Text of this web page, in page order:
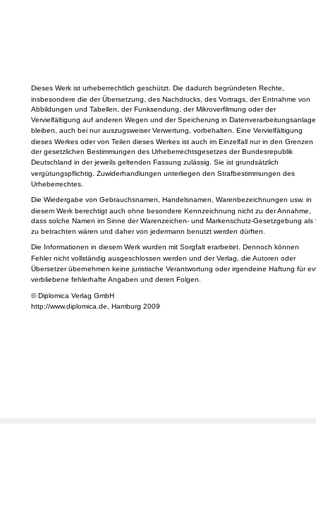
Dieses Werk ist urheberrechtlich geschützt. Die dadurch begründeten Rechte,
insbesondere die der Übersetzung, des Nachdrucks, des Vortrags, der Entnahme von
Abbildungen und Tabellen, der Funksendung, der Mikroverfilmung oder der
Vervielfältigung auf anderen Wegen und der Speicherung in
bleiben, auch bei nur auszugsweiser Verwertung, vorbehalten. Eine Vervielfältigung
dieses Werkes oder von Teilen dieses Werkes ist auch im Einzelfall nur in den Grenzen
der gesetzlichen Bestimmungen des Urheberrechtsgesetzes der Bundesrepublik
Deutschland in der jeweils geltenden Fassung zulässig. Sie ist grundsätzlich
vergütungspflichtig. Zuwiderhandlungen unterliegen den Strafbestimmungen des
Urheberrechtes.
Die Wiedergabe von Gebrauchsnamen, Handelsnamen, Warenbezeichnungen usw. in
diesem Werk berechtigt auch ohne besondere Kennzeichnung nicht zu der Annahme,
dass solche Namen im Sinne der Warenzeichen- und Markenschutz-Gesetzgebung als
zu betrachten wären und daher von jedermann benutzt werden dürften.
Die Informationen in diesem Werk wurden mit Sorgfalt erarbeitet. Dennoch können
Fehler nicht vollständig ausgeschlossen werden und der Verlag, die Autoren oder
Übersetzer übernehmen keine juristische Verantwortung oder irgendeine Haftung für
verbliebene fehlerhafte Angaben und deren Folgen.
© Diplomica Verlag GmbH
http://www.diplomica.de, Hamburg 2009